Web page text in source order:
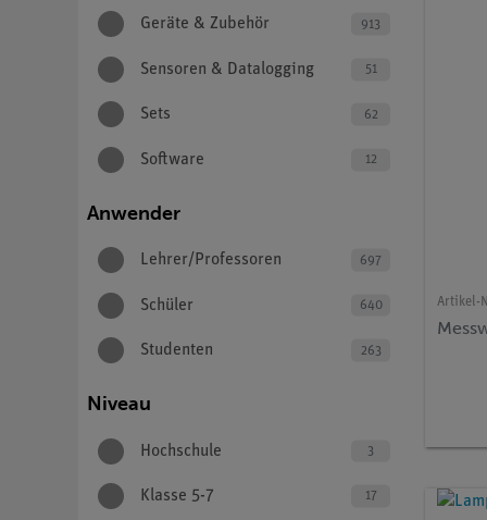
Geräte & Zubehör 913
Sensoren & Datalogging 51
Sets 62
Software 12
Anwender
Lehrer/Professoren 697
Schüler 640
Studenten 263
Niveau
Hochschule 3
Klasse 5-7 17
Artikel-